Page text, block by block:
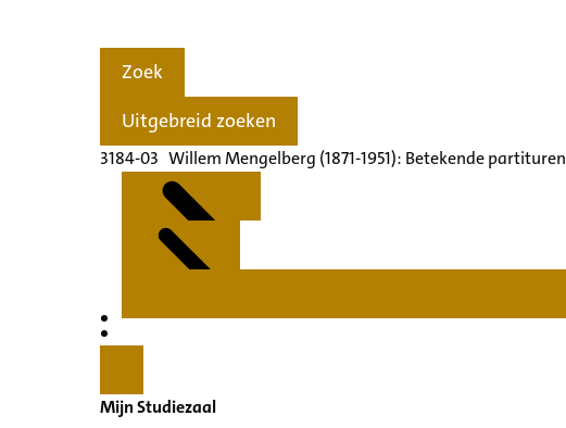
Zoek
Uitgebreid zoeken
3184-03 Willem Mengelberg (1871-1951): Betekende partituren
Mijn Studiezaal